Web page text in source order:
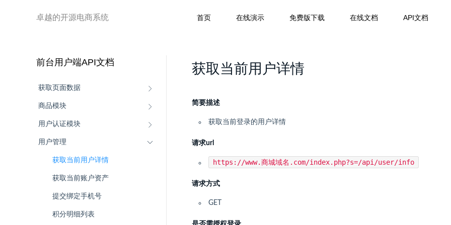
卓越的开源电商系统 首页 在线演示 免费版下载 在线文档 API文档
前台用户端API文档
获取页面数据
商品模块
用户认证模块
用户管理
获取当前用户详情
获取当前账户资产
提交绑定手机号
积分明细列表
获取当前用户详情
简要描述
获取当前登录的用户详情
请求url
https://www.商城域名.com/index.php?s=/api/user/info
请求方式
GET